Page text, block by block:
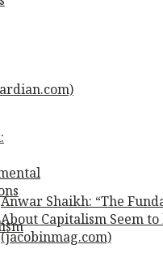
Anwar Shaikh: “The
About Capitalism Seem to
(jacobinmag.com)